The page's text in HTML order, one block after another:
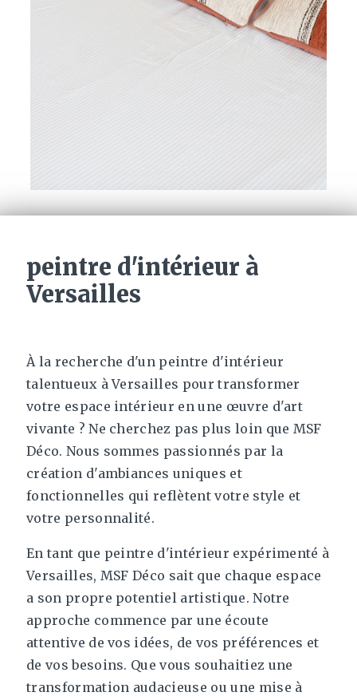
peintre d'intérieur à
Versailles
À la recherche d'un peintre d'intérieur
talentueux à Versailles pour transformer
votre espace intérieur en une œuvre d'art
vivante ? Ne cherchez pas plus loin que MSF
Déco. Nous sommes passionnés par la
création d'ambiances uniques et
fonctionnelles qui reflètent votre style et
votre personnalité.
En tant que peintre d'intérieur expérimenté à
Versailles, MSF Déco sait que chaque espace
a son propre potentiel artistique. Notre
approche commence par une écoute
attentive de vos idées, de vos préférences et
de vos besoins. Que vous souhaitiez une
transformation audacieuse ou une mise à